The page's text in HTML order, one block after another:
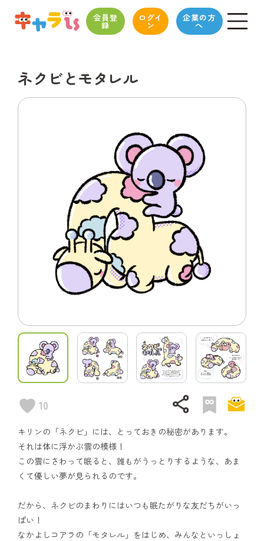
会員登
録
ログイ
ン
企業の方
へ
ネクビとモタレル
10 share
キリンの「ネクビ」には、とっておきの秘密があります。
それは体に浮かぶ雲の模様！
この雲にさわって眠ると、誰もがうっとりするような、あま
くて優しい夢が見られるのです。
だから、ネクビのまわりにはいつも眠たがりな友だちがいっ
ぱい！
なかよしコアラの「モタレル」をはじめ、みんなといっしょ